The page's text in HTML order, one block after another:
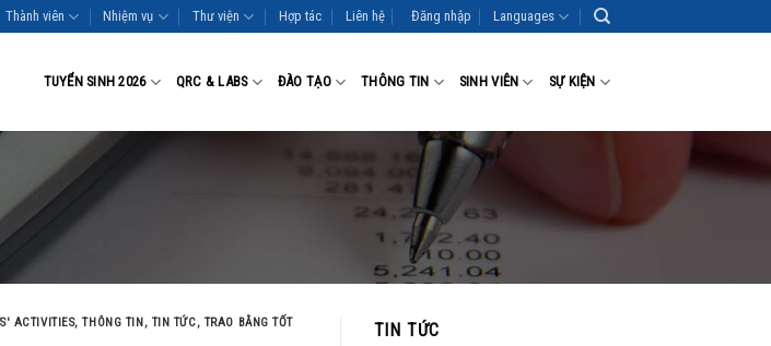
Thành viên Nhiệm vụ Thư viện Hợp tác Liên hệ Đăng nhập Languages
TUYỂN SINH 2026 QRC & LABS ĐÀO TẠO THÔNG TIN SINH VIÊN SỰ KIỆN
ACTIVITIES,THÔNG TIN, TIN TỨC, TRAO BẰNG TỐT
TIN TỨC